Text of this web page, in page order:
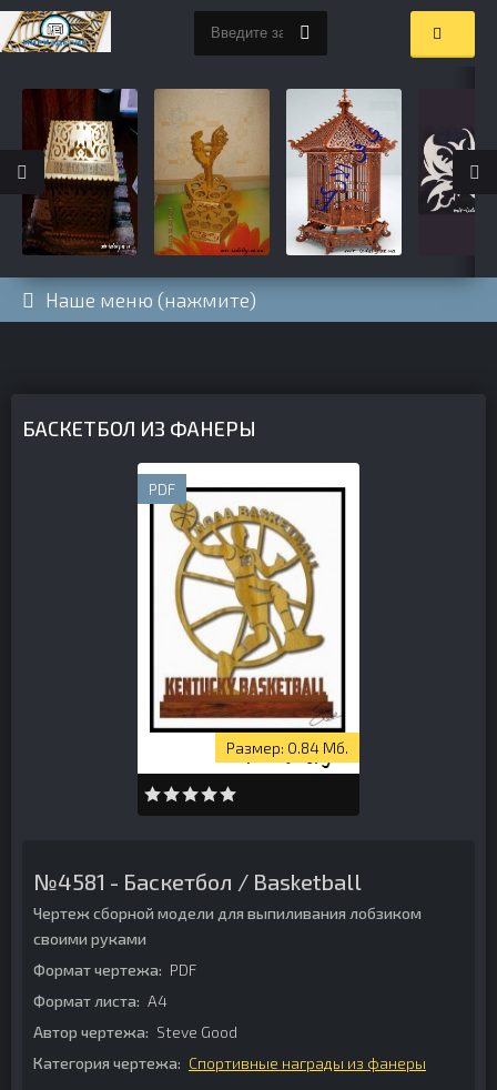
Наше меню (нажмите)
БАСКЕТБОЛ ИЗ ФАНЕРЫ
PDF
0.84 Мб.
№4581 - Баскетбол / Basketball
Чертеж сборной модели для выпиливания лобзиком
своими руками
Формат чертежа: PDF
Формат листа: А4
Автор чертежа: Steve Good
Категория чертежа: Спортивные награды из фанеры